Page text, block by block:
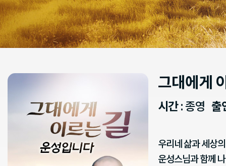
그대에게
시간: 종영 출
우리네 삶과 세상
운성스님과 함께